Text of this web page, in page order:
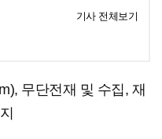
기사 전체보기
무단전재 및 수집, 재